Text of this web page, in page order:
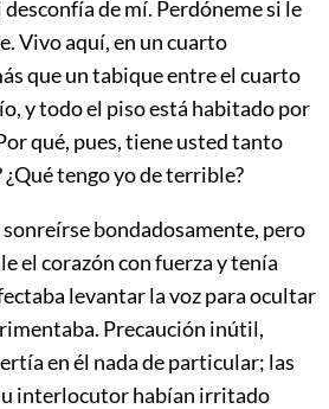
de mí. Perdóneme si le
Vivo aquí, en un cuarto
que un tabique entre el cuarto
y todo el piso está habitado por
qué, pues, tiene usted tanto
tengo yo de terrible?
bondadosamente, pero
el corazón con fuerza y tenía
levantar la voz para ocultar
Precaución inútil,
en él nada de particular; las
interlocutor habían irritado